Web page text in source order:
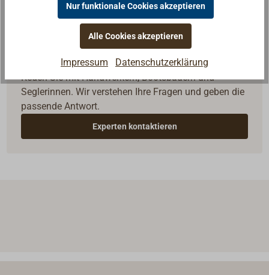
Fragen zum Artikel?
Reden Sie mit Handwerkern, Bootsbauern und
Seglerinnen. Wir verstehen Ihre Fragen und geben die
passende Antwort.
Experten kontaktieren
Nur funktionale Cookies akzeptieren
Alle Cookies akzeptieren
Impressum Datenschutzerklärung